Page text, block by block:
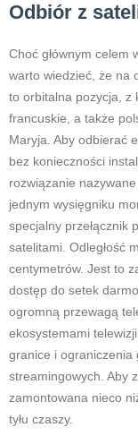
Odbiór z
Choć głównym celem
warto wiedzieć, że na
to orbitalna pozycja, z
francuskie, a także
Maryja. Aby odbierać
bez konieczności
rozwiązanie
jednym wysięgniku
specjalny przełącznik
satelitami. Odległość
centymetrów. Jest to
dostęp do setek
ogromną przewagą
ekosystemami
granice i ograniczenia
streamingowych. Aby
zamontowana nieco
tyłu czaszy.